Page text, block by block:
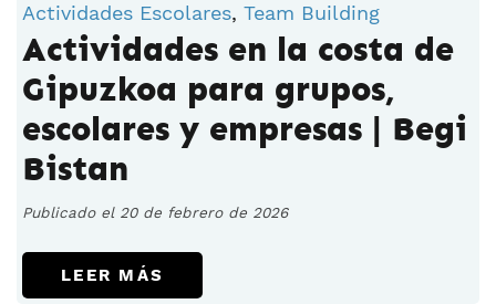
Actividades Escolares, Team Building
Actividades en la costa de
Gipuzkoa para grupos,
escolares y empresas | Begi
Bistan
Publicado el 20 de febrero de 2026
LEER MÁS